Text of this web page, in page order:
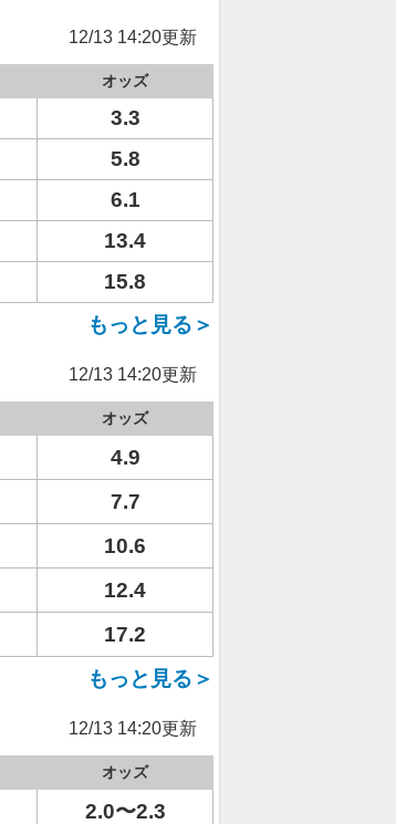
12/13 14:20更新
オッズ
3.3
5.8
6.1
13.4
15.8
もっと見る＞
12/13 14:20更新
オッズ
4.9
7.7
10.6
12.4
17.2
もっと見る＞
12/13 14:20更新
オッズ
2.0〜2.3